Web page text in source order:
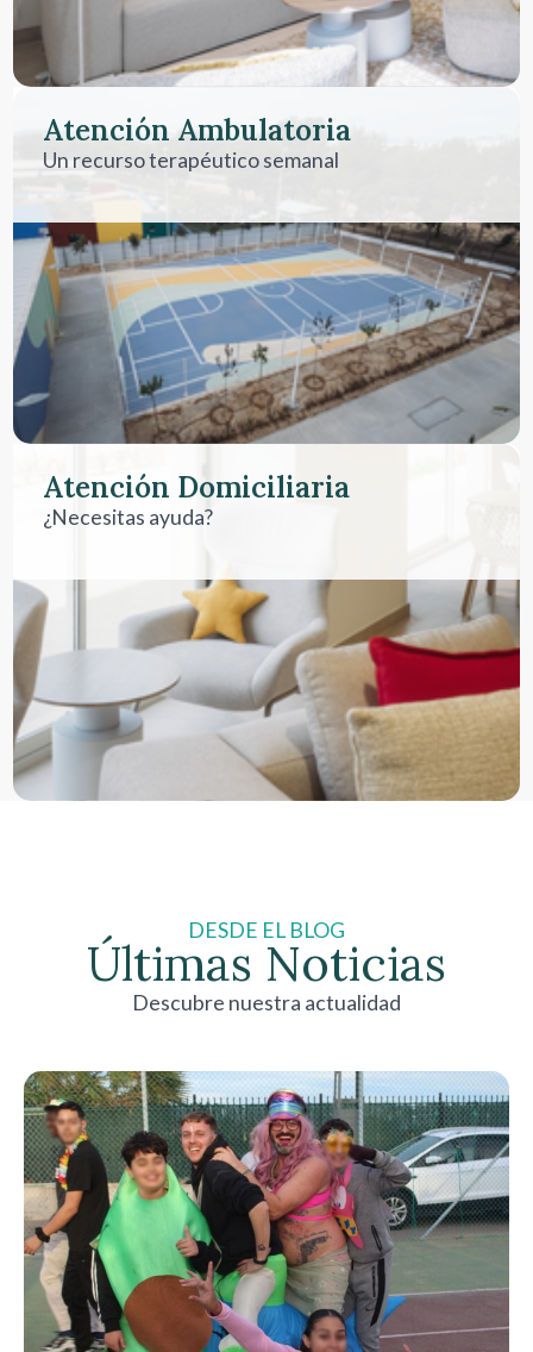
Atención Ambulatoria
Un recurso terapéutico semanal
Atención Domiciliaria
¿Necesitas ayuda?
DESDE EL BLOG
Últimas Noticias
Descubre nuestra actualidad